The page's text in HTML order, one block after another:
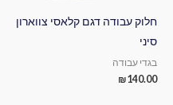
חלוק עבודה דגם קלאסי צווארון
סיני
בגדי עבודה
₪140.00